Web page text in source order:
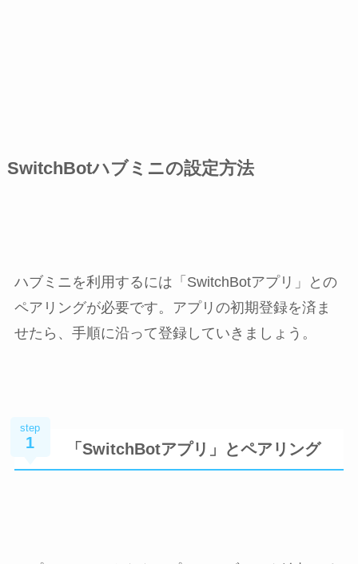
SwitchBotハブミニの設定方法
ハブミニを利用するには「SwitchBotアプリ」との
ペアリングが必要です。アプリの初期登録を済ま
せたら、手順に沿って登録していきましょう。
step
1 「SwitchBotアプリ」とペアリング